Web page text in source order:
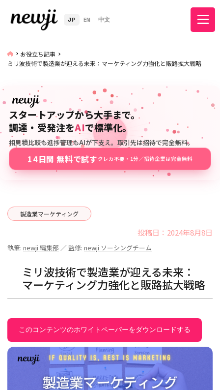
JP EN 中文
お役立ち記事
ミリ波技術で製造業が迎える未来：マーケティング力強化と販路拡大戦略
スタートアップから大手まで。
調達・受発注をAIで標準化。
相見積比較も進捗管理もAIが下支え。取引先は招待で完全無料。
14日間 無料で試す クレカ不要・1分／招待企業は完全無料
製造業マーケティング
投稿日：2024年8月8日
執筆: newji 編集部 ／ 監修: newji ソーシングチーム
ミリ波技術で製造業が迎える未来：
マーケティング力強化と販路拡大戦略
このコンテンツのホワイトペーパーをダウンロードする